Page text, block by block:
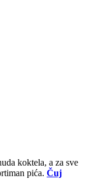
koktela, a za sve
pića. Čuj